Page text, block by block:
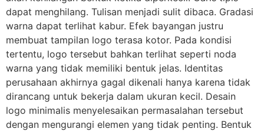
dapat menghilang. Tulisan menjadi sulit dibaca. Gradasi
warna dapat terlihat kabur. Efek bayangan justru
membuat tampilan logo terasa kotor. Pada kondisi
tertentu, logo tersebut bahkan terlihat seperti noda
warna yang tidak memiliki bentuk jelas. Identitas
perusahaan akhirnya gagal dikenali hanya karena tidak
dirancang untuk bekerja dalam ukuran kecil. Desain
logo minimalis menyelesaikan permasalahan tersebut
dengan mengurangi elemen yang tidak penting. Bentuk